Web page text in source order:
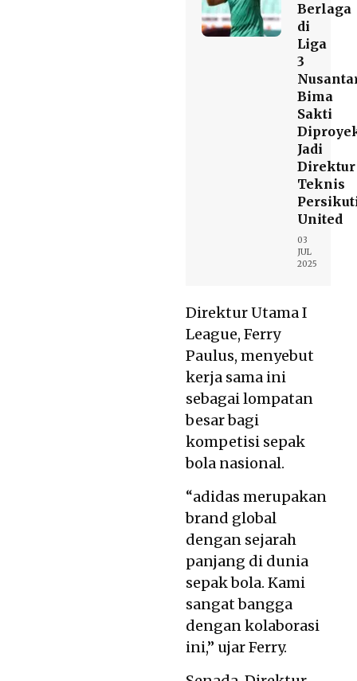
Berlaga
di
Liga
3
Bima
Sakti
Jadi
Direktur
Teknis
United
03
JUL
2025
Direktur Utama I
League, Ferry
Paulus, menyebut
kerja sama ini
sebagai lompatan
besar bagi
kompetisi sepak
bola nasional.
“adidas merupakan
brand global
dengan sejarah
panjang di dunia
sepak bola. Kami
sangat bangga
dengan kolaborasi
ini,” ujar Ferry.